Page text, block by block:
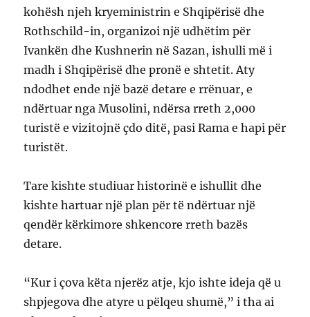
kohësh njeh kryeministrin e Shqipërisë dhe
Rothschild-in, organizoi një udhëtim për
Ivankën dhe Kushnerin në Sazan, ishulli më i
madh i Shqipërisë dhe pronë e shtetit. Aty
ndodhet ende një bazë detare e rrënuar, e
ndërtuar nga Musolini, ndërsa rreth 2,000
turistë e vizitojnë çdo ditë, pasi Rama e hapi për
turistët.
Tare kishte studiuar historinë e ishullit dhe
kishte hartuar një plan për të ndërtuar një
qendër kërkimore shkencore rreth bazës
detare.
“Kur i çova këta njerëz atje, kjo ishte ideja që u
shpjegova dhe atyre u pëlqeu shumë,” i tha ai